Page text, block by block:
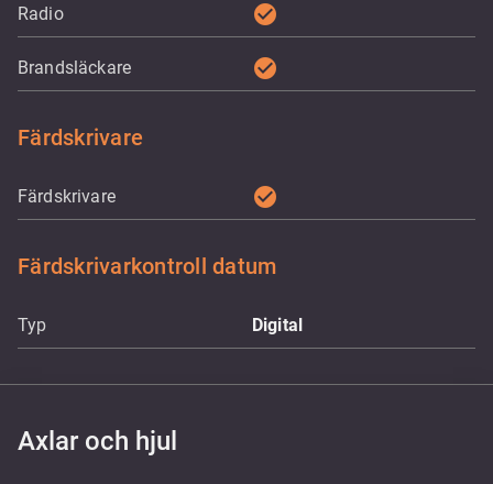
Radio check_circle
Brandsläckare check_circle
Färdskrivare
Färdskrivare check_circle
Färdskrivarkontroll datum
Typ Digital
Axlar och hjul